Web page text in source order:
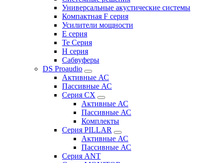
Универсальные акустические системы
Компактная F серия
Усилители мощности
E серия
Te Серия
H серия
Сабвуферы
DS Proaudio
Активные АС
Пассивные АС
Серия CX
Активные АС
Пассивные АС
Комплекты
Серия PILLAR
Активные АС
Пассивные АС
Серия ANT